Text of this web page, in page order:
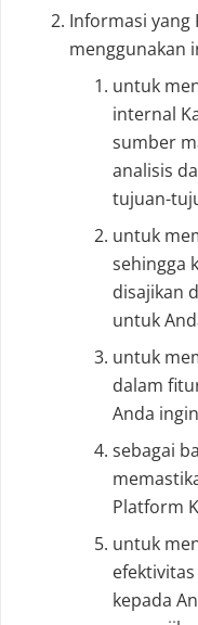
Informasi yang
menggunakan
untuk
internal
sumber
analisis
tujuan-
untuk
sehingga
disajikan
untuk
untuk
dalam
Anda
sebagai
Platform
untuk
kepada